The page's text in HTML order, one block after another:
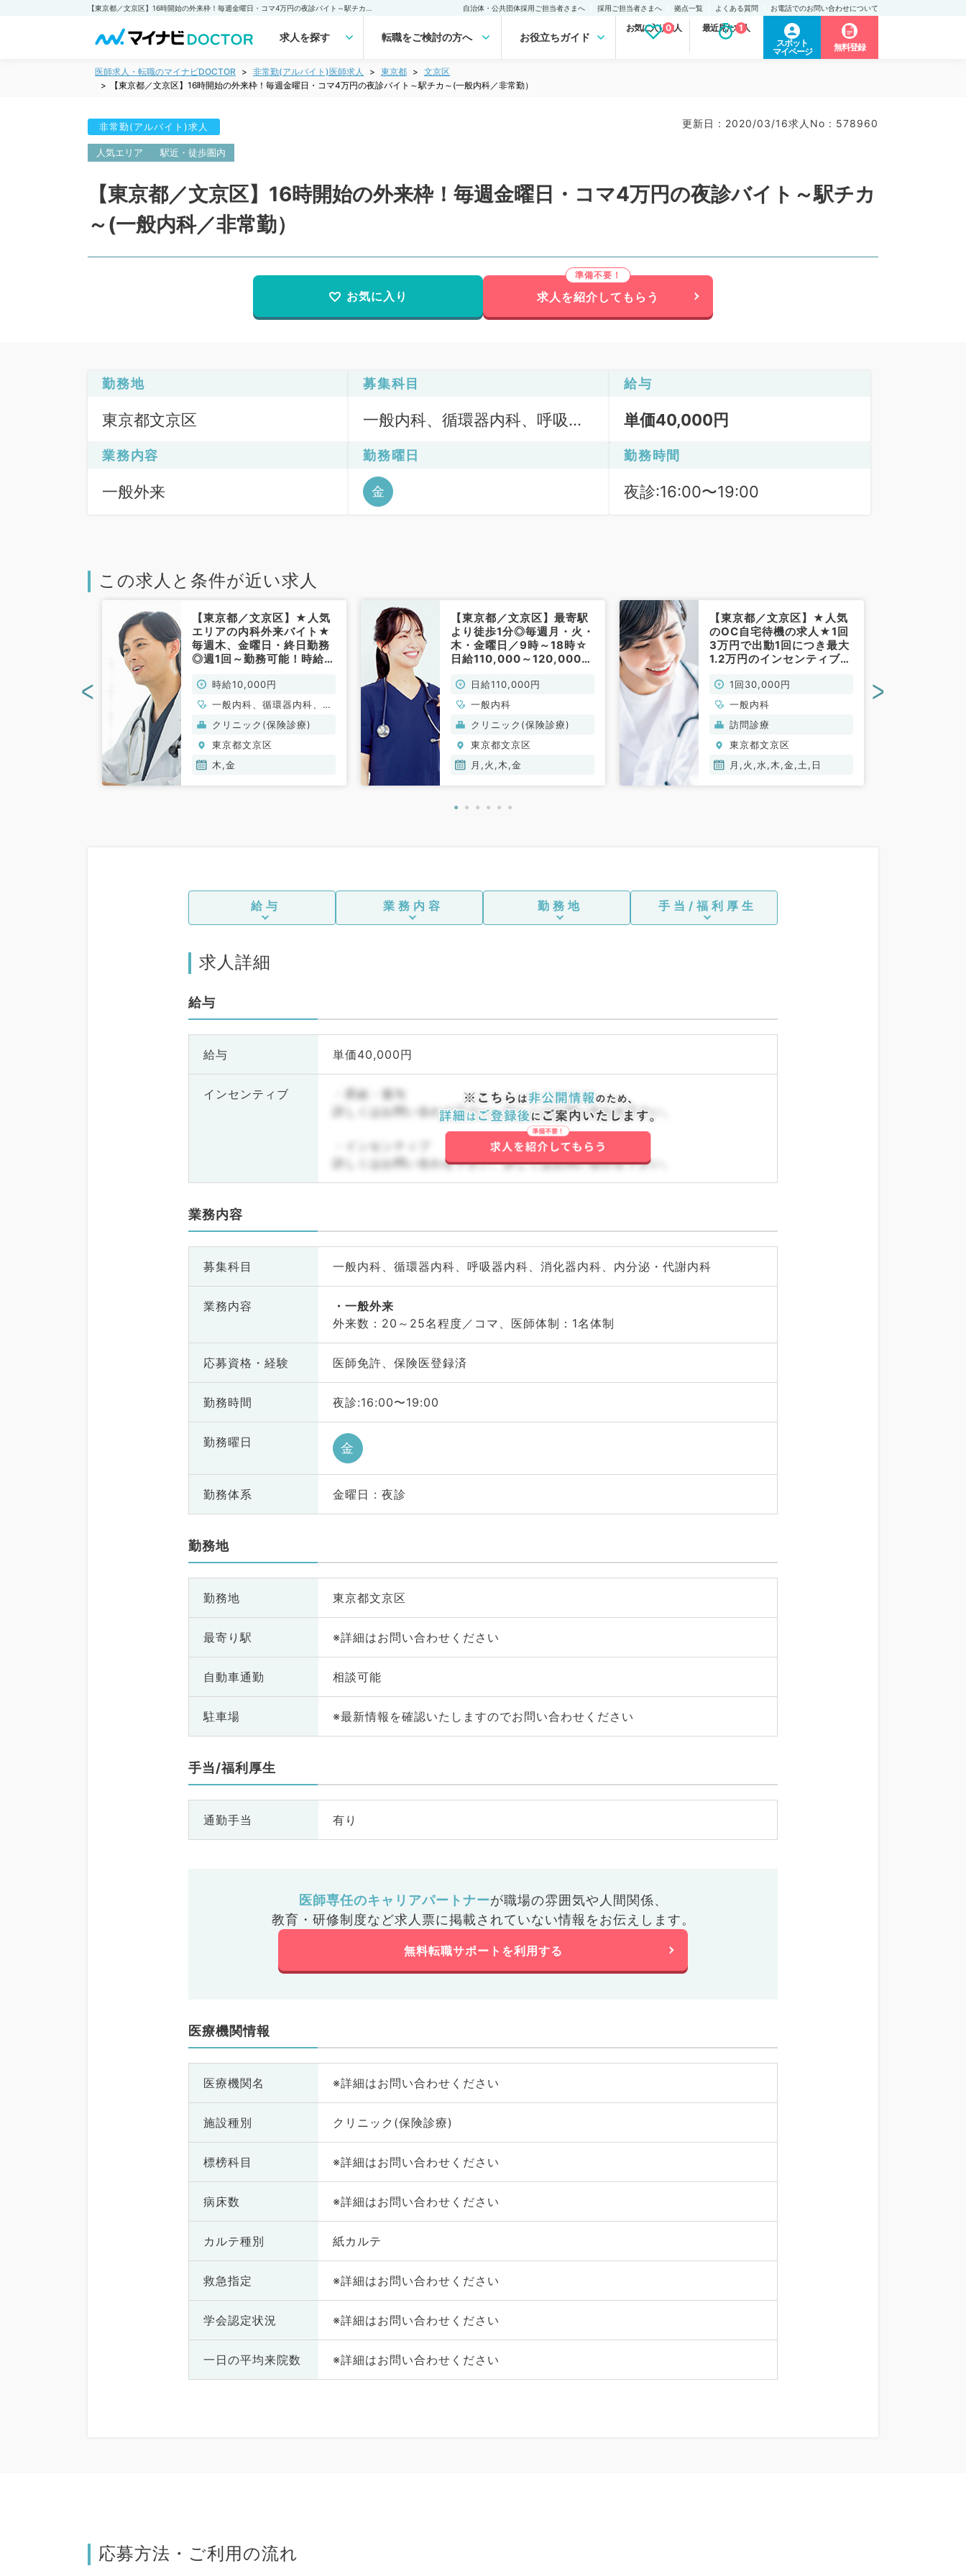
自治体・公共団体採用ご担当者さまへ 採用ご担当者さまへ 拠点一覧 よくある質問 お電話でのお問い合わせについて
求人を探す 転職をご検討の方へ お役立ちガイド
お気に入り求人
0 最近見た求人
1
スポット
マイページ
無料登録
医師求人・転職のマイナビDOCTOR 非常勤(アルバイト)医師求人 東京都
文京区
【東京都／文京区】16時開始の外来枠！毎週金曜日・コマ4万円の夜診バイト～駅チカ～(一般内科／非常勤）
非常勤(アルバイト)求人 更新日 : 2020/03/16求人No : 578960
人気エリア 駅近・徒歩圏内
【東京都／文京区】16時開始の外来枠！毎週金曜日・コマ4万円の夜診バイト～駅チカ
～(一般内科／非常勤）
お気に入り 求人を紹介してもらう
勤務地
東京都文京区
募集科目
一般内科、循環器内科、呼吸器
謝内科
給与
単価40,000円
業務内容
一般外来
勤務曜日
金
勤務時間
夜診:16:00〜19:00
この求人と条件が近い求人
【東京都／文京区】★人気
エリアの内科外来バイト★
毎週木、金曜日・終日勤務
◎週1回～勤務可能！時給1
般内科／非常勤）
時給10,000円
一般内科、循環器内科、呼
吸器内科、消化器内科、内
分泌・代謝内科
クリニック(保険診療)
東京都文京区
木,金
【東京都／文京区】最寄駅
より徒歩1分◎毎週月・火・
木・金曜日／9時～18時☆
日給110,000～120,000円
（内科／非常勤）
日給110,000円
一般内科
クリニック(保険診療)
東京都文京区
月,火,木,金
【東京都／文京区】★人気
のOC自宅待機の求人★1回
3万円で出動1回につき最大
1.2万円のインセンティブあ
護師の方が対応（一般内科
／非常勤）
1回30,000円
一般内科
訪問診療
東京都文京区
月,火,水,木,金,土,日
< >
給与 業務内容 勤務地 手当/福利厚生
求人詳細
給与
給与 単価40,000円
インセンティブ
・昇給・賞与
詳しくはお問い合わせ下さい。詳しくはお問い合わせ下さい。
・インセンティブ
詳しくはお問い合わせ下さい。詳しくはお問い合わせ下さい。
業務内容
募集科目 一般内科、循環器内科、呼吸器内科、消化器内科、内分泌・代謝内科
業務内容
一般外来
外来数：20～25名程度／コマ、医師体制：1名体制
応募資格・ 経験 医師免許、保険医登録済
勤務時間 夜診:16:00〜19:00
勤務曜日 金
勤務体系 金曜日 : 夜診
勤務地
勤務地 東京都文京区
最寄り駅 ※詳細はお問い合わせください
自動車通勤 相談可能
駐車場 ※最新情報を確認いたしますのでお問い合わせください
手当/福利厚生
通勤手当 有り
医師専任のキャリアパートナーが職場の雰囲気や人間関係、
教育・研修制度など求人票に掲載されていない情報をお伝えします。
無料転職サポートを利用する
医療機関情報
医療機関名 ※詳細はお問い合わせください
施設種別 クリニック(保険診療)
標榜科目 ※詳細はお問い合わせください
病床数 ※詳細はお問い合わせください
カルテ種別 紙カルテ
救急指定 ※詳細はお問い合わせください
学会認定状況 ※詳細はお問い合わせください
一日の平均来院数 ※詳細はお問い合わせください
応募方法・ご利用の流れ